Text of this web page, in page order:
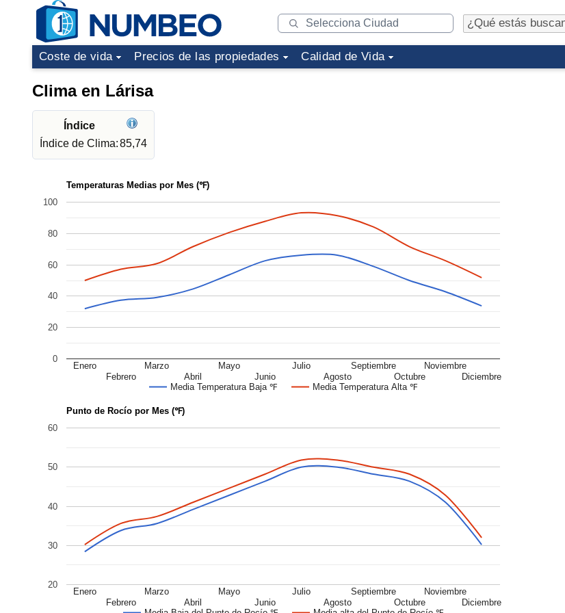
Coste de vida Precios de las propiedades Calidad de Vida
Clima en Lárisa
Índice
Índice de Clima:85,74
Temperaturas Medias por Mes (℉)
Media Temperatura Baja ℉ Media Temperatura Alta ℉
Enero
Febrero
Marzo
Abril
Mayo
Junio
Julio
Agosto
Septiembre
Octubre
Noviembre
Diciembre
0
20
40
60
80
100
Punto de Rocío por Mes (℉)
Enero
Febrero
Marzo
Abril
Mayo
Junio
Julio
Agosto
Septiembre
Octubre
Noviembre
Diciembre
20
30
40
50
60